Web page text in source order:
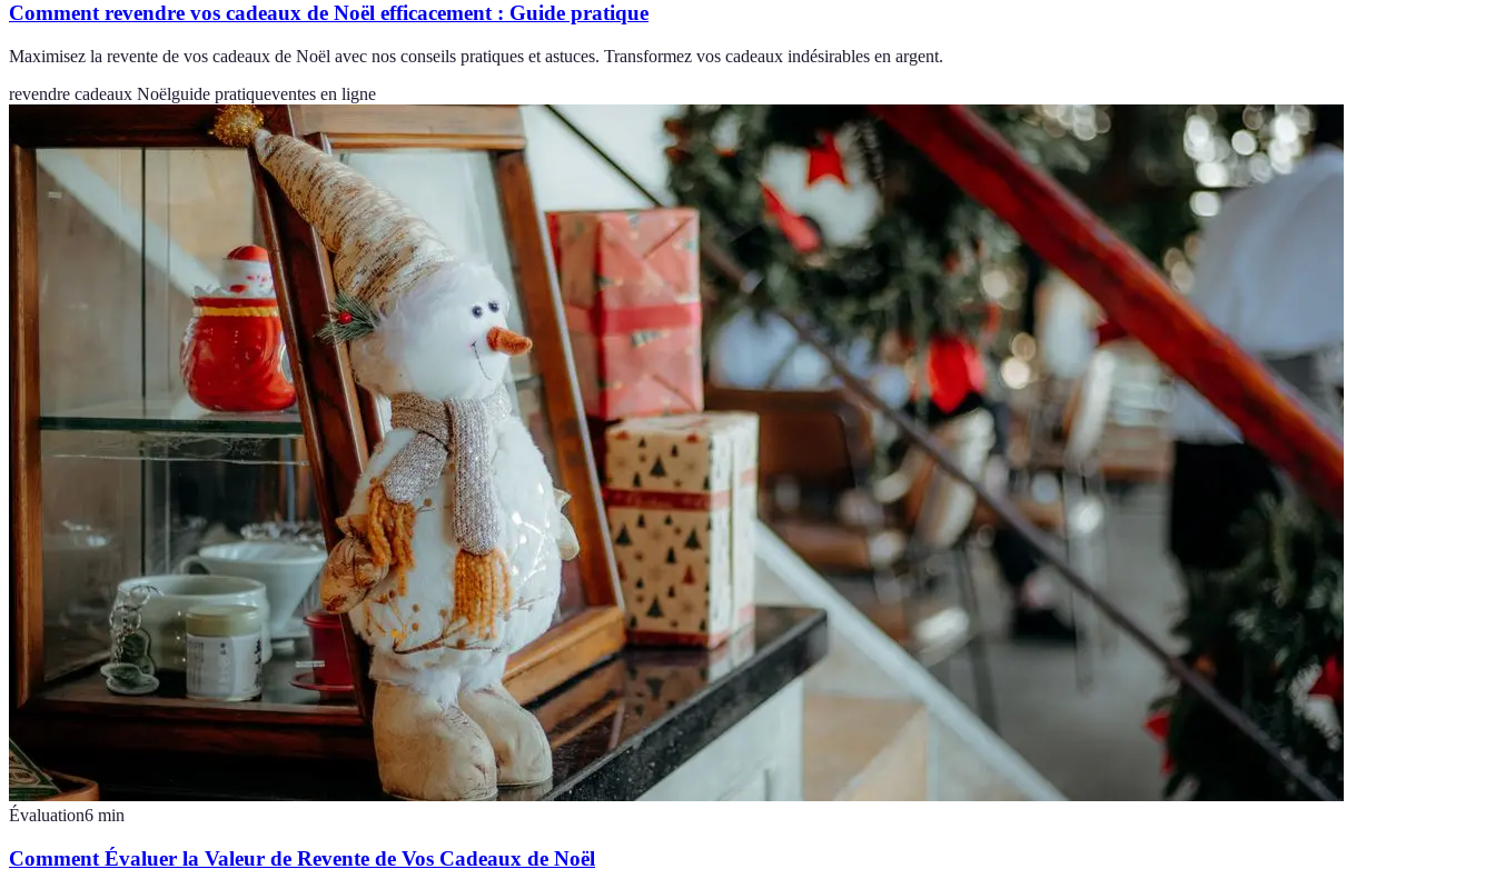
Comment revendre vos cadeaux de Noël efficacement : Guide pratique
Maximisez la revente de vos cadeaux de Noël avec nos conseils pratiques et astuces. Transformez vos cadeaux indésirables en argent.
revendre cadeaux Noëlguide pratiqueventes en ligne
Évaluation6 min
Comment Évaluer la Valeur de Revente de Vos Cadeaux de Noël